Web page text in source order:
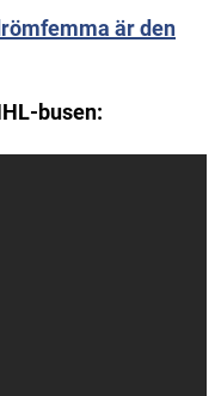
är den
busen: